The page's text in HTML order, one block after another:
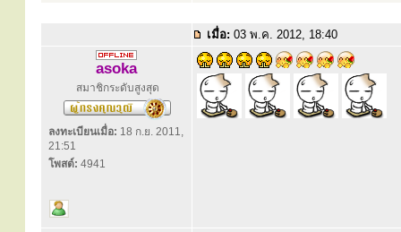
เมื่อ: 03 พ.ค. 2012, 18:40
asoka
สมาชิกระดับสูงสุด
ลงทะเบียนเมื่อ: 18 ก.ย. 2011,
21:51
โพสต์: 4941